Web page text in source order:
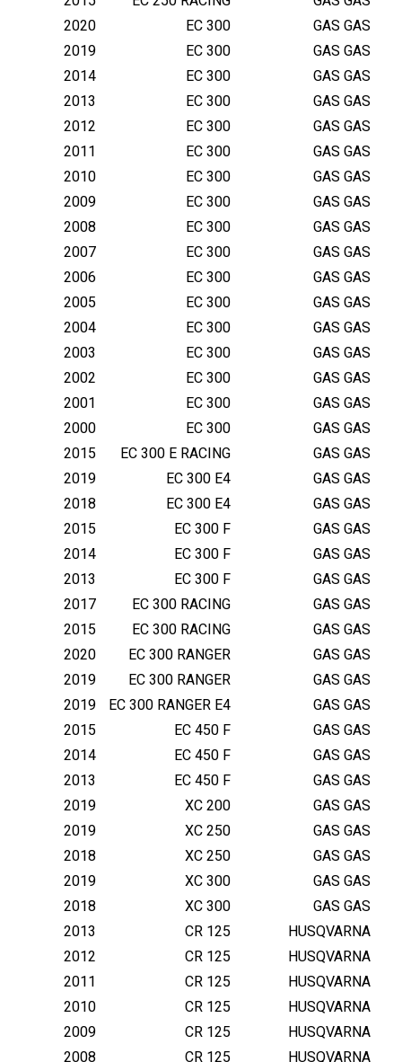
GAS GAS
EC 300
2020
GAS GAS
EC 300
2019
GAS GAS
EC 300
2014
GAS GAS
EC 300
2013
GAS GAS
EC 300
2012
GAS GAS
EC 300
2011
GAS GAS
EC 300
2010
GAS GAS
EC 300
2009
GAS GAS
EC 300
2008
GAS GAS
EC 300
2007
GAS GAS
EC 300
2006
GAS GAS
EC 300
2005
GAS GAS
EC 300
2004
GAS GAS
EC 300
2003
GAS GAS
EC 300
2002
GAS GAS
EC 300
2001
GAS GAS
EC 300
2000
GAS GAS
EC 300 E RACING
2015
GAS GAS
EC 300 E4
2019
GAS GAS
EC 300 E4
2018
GAS GAS
EC 300 F
2015
GAS GAS
EC 300 F
2014
GAS GAS
EC 300 F
2013
GAS GAS
EC 300 RACING
2017
GAS GAS
EC 300 RACING
2015
GAS GAS
EC 300 RANGER
2020
GAS GAS
EC 300 RANGER
2019
GAS GAS
EC 300 RANGER E4
2019
GAS GAS
EC 450 F
2015
GAS GAS
EC 450 F
2014
GAS GAS
EC 450 F
2013
GAS GAS
XC 200
2019
GAS GAS
XC 250
2019
GAS GAS
XC 250
2018
GAS GAS
XC 300
2019
GAS GAS
XC 300
2018
HUSQVARNA
CR 125
2013
HUSQVARNA
CR 125
2012
HUSQVARNA
CR 125
2011
HUSQVARNA
CR 125
2010
HUSQVARNA
CR 125
2009
HUSQVARNA
CR 125
2008